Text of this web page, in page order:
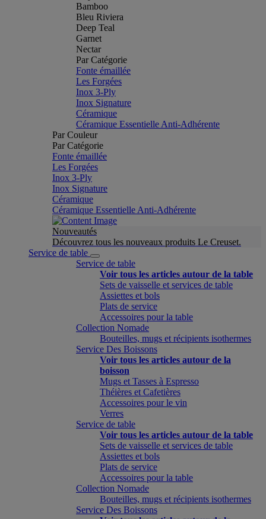
Bamboo
Bleu Riviera
Deep Teal
Garnet
Nectar
Par Catégorie
Fonte émaillée
Les Forgées
Inox 3-Ply
Inox Signature
Céramique
Céramique Essentielle Anti-Adhérente
Par Couleur
Par Catégorie
Fonte émaillée
Les Forgées
Inox 3-Ply
Inox Signature
Céramique
Céramique Essentielle Anti-Adhérente
Nouveautés
Découvrez tous les nouveaux produits Le Creuset.
Service de table
Service de table
Voir tous les articles autour de la table
Sets de vaisselle et services de table
Assiettes et bols
Plats de service
Accessoires pour la table
Collection Nomade
Bouteilles, mugs et récipients isothermes
Service Des Boissons
Voir tous les articles autour de la
boisson
Mugs et Tasses à Espresso
Théières et Cafetières
Accessoires pour le vin
Verres
Service de table
Voir tous les articles autour de la table
Sets de vaisselle et services de table
Assiettes et bols
Plats de service
Accessoires pour la table
Collection Nomade
Bouteilles, mugs et récipients isothermes
Service Des Boissons